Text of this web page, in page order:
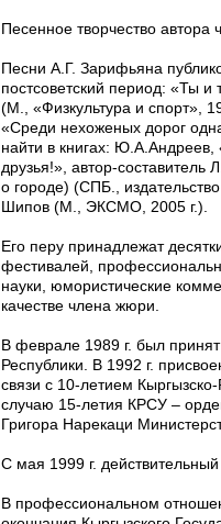
Песенное творчество автора
Песни А.Г. Зарифьяна
постсоветский период: «Ты
(М., «Физкультура и спорт»,
«Среди нехоженых дорог
найти в книгах:
друзья!», автор-
о городе) (СПБ.,
Шипов (М., ЭКСМО, 2005 г.).
Его перу принадлежат
фестивалей,
науки, юмористические
качестве члена жюри.
В феврале 1989 г. был
Республики. В 1992 г.
связи с 10-летием
случаю 15-летия КРСУ –
Григора Нарекаци
С мая 1999 г.
В профессиональном